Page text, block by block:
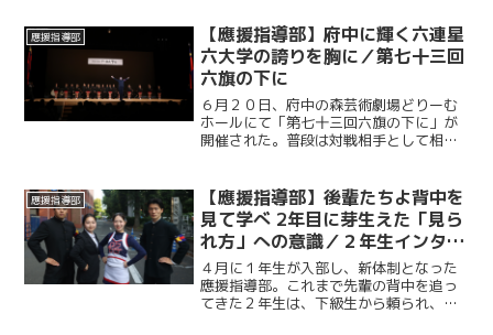
の最後まで勝敗の行方がわからない展開
に、スタンドからは途切れ...
應援指導部
【應援指導部】府中に輝く六連星
六大学の誇りを胸に／第七十三回
六旗の下に
６月２０日、府中の森芸術劇場どりーむ
ホールにて「第七十三回六旗の下に」が
開催された。普段は対戦相手として相対
ジを披露する年に一度の行事である。東
京六大学が築き上げてきた...
應援指導部
【應援指導部】後輩たちよ背中を
見て学べ 2年目に芽生えた「見ら
れ方」への意識／２年生インタビ
ュー
４月に１年生が入部し、新体制となった
應援指導部。これまで先輩の背中を追っ
てきた２年生は、下級生から頼られ、